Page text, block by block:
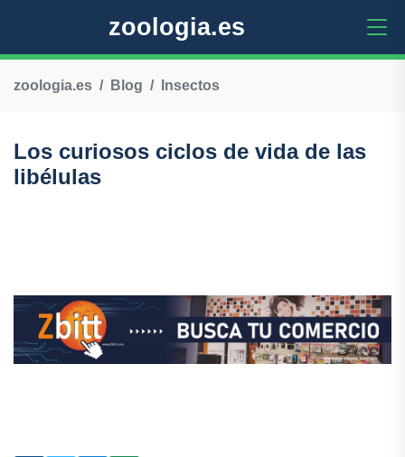
zoologia.es
zoologia.es Blog Insectos
Los curiosos ciclos de vida de las
libélulas